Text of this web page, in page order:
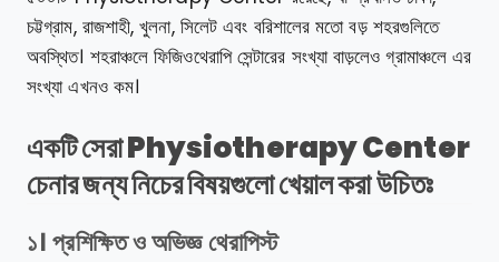
চট্টগ্রাম, রাজশাহী, খুলনা, সিলেট এবং বরিশালের মতো বড় শহরগুলিতে
অবস্থিত। শহরাঞ্চলে ফিজিওথেরাপি সেন্টারের সংখ্যা বাড়লেও গ্রামাঞ্চলে এর
সংখ্যা এখনও কম।
একটি সেরা Physiotherapy Center
চেনার জন্য নিচের বিষয়গুলো খেয়াল করা উচিতঃ
১। প্রশিক্ষিত ও অভিজ্ঞ থেরাপিস্ট